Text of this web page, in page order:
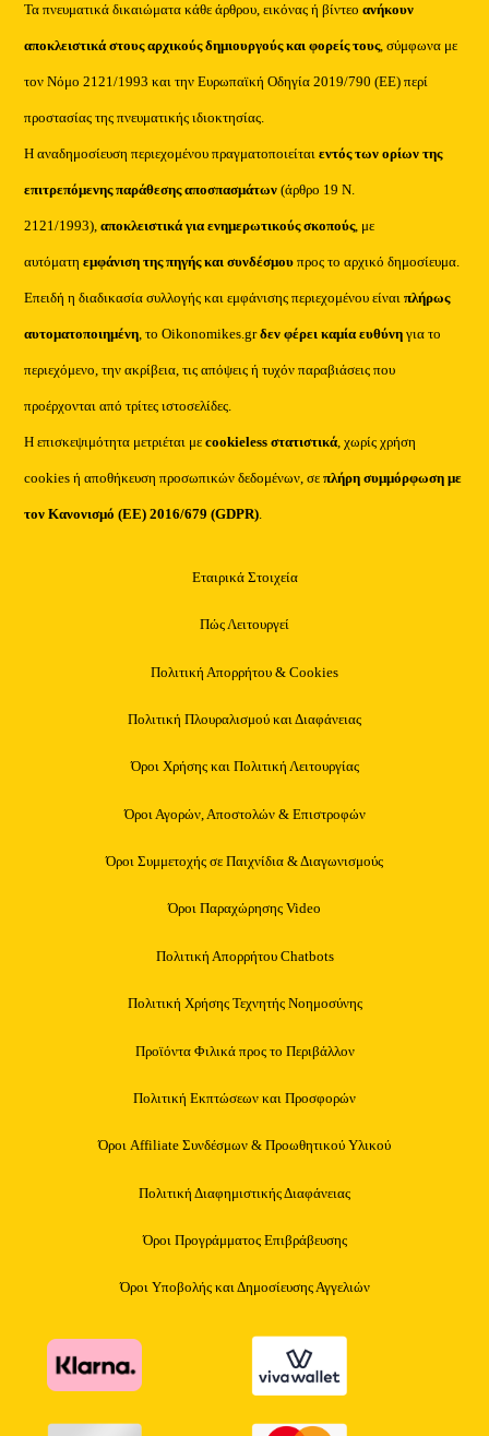
Τα πνευματικά δικαιώματα κάθε άρθρου, εικόνας ή βίντεοανήκουν
αποκλειστικά στους αρχικούς δημιουργούς και φορείς τους, σύμφωνα με
τον Νόμο 2121/1993 και την Ευρωπαϊκή Οδηγία 2019/790 (ΕΕ) περί
προστασίας της πνευματικής ιδιοκτησίας.
Η αναδημοσίευση περιεχομένου πραγματοποιείταιεντός των ορίων της
επιτρεπόμενης παράθεσης αποσπασμάτων (άρθρο 19 Ν.
2121/1993), αποκλειστικά για ενημερωτικούς σκοπούς, με
αυτόματηεμφάνιση της πηγής και συνδέσμου προς το αρχικό δημοσίευμα.
Επειδή η διαδικασία συλλογής και εμφάνισης περιεχομένου είναιπλήρως
αυτοματοποιημένη, το Oikonomikes.grδεν φέρει καμία ευθύνη για το
περιεχόμενο, την ακρίβεια, τις απόψεις ή τυχόν παραβιάσεις που
προέρχονται από τρίτες ιστοσελίδες.
Η επισκεψιμότητα μετριέται μεcookieless στατιστικά, χωρίς χρήση
cookies ή αποθήκευση προσωπικών δεδομένων, σεπλήρη συμμόρφωση με
τον Κανονισμό (ΕΕ) 2016/679 (GDPR).
Εταιρικά Στοιχεία
Πώς Λειτουργεί
Πολιτική Απορρήτου & Cookies
Πολιτική Πλουραλισμού και Διαφάνειας
Όροι Χρήσης και Πολιτική Λειτουργίας
Όροι Αγορών, Αποστολών & Επιστροφών
Όροι Συμμετοχής σε Παιχνίδια & Διαγωνισμούς
Όροι Παραχώρησης Video
Πολιτική Απορρήτου Chatbots
Πολιτική Χρήσης Τεχνητής Νοημοσύνης
Προϊόντα Φιλικά προς το Περιβάλλον
Πολιτική Εκπτώσεων και Προσφορών
Όροι Affiliate Συνδέσμων & Προωθητικού Υλικού
Πολιτική Διαφημιστικής Διαφάνειας
Όροι Προγράμματος Επιβράβευσης
Όροι Υποβολής και Δημοσίευσης Αγγελιών